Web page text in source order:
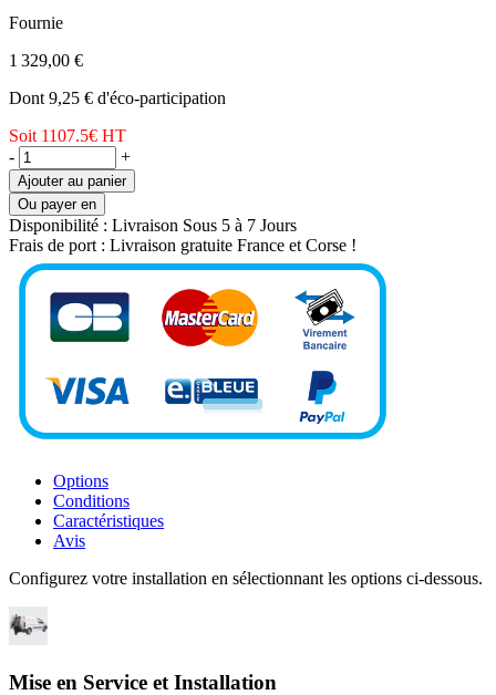
Fournie
1 329,00 €
Dont 9,25 € d'éco-participation
Soit 1107.5€ HT
-
+
Ajouter au panier
Ou payer en
Disponibilité : Livraison Sous 5 à 7 Jours
Frais de port : Livraison gratuite France et Corse !
Options
Conditions
Caractéristiques
Avis
Configurez votre installation en sélectionnant les options ci-dessous.
Mise en Service et Installation